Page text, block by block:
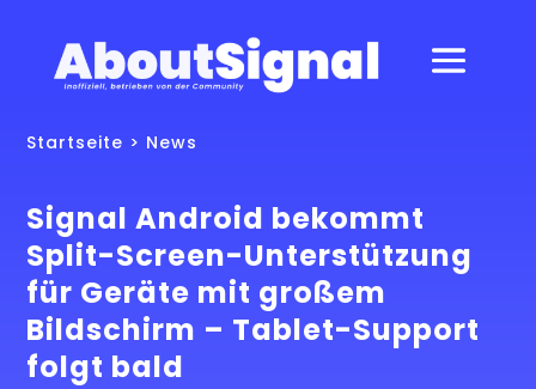
Startseite > News
Signal Android bekommt
Split-Screen-Unterstützung
für Geräte mit großem
Bildschirm – Tablet-Support
folgt bald